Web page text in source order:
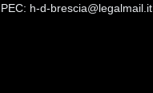
PEC: h-d-brescia@legalmail.it